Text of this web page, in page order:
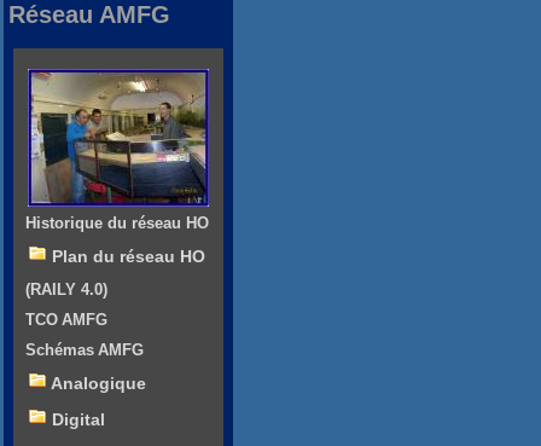
Réseau AMFG
Historique du réseau HO
Plan du réseau HO
(RAILY 4.0)
TCO AMFG
Schémas AMFG
Analogique
Digital